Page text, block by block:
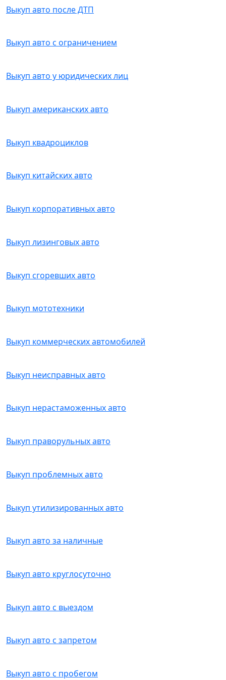
Выкуп авто после ДТП
Выкуп авто с ограничением
Выкуп авто у юридических лиц
Выкуп американских авто
Выкуп квадроциклов
Выкуп китайских авто
Выкуп корпоративных авто
Выкуп лизинговых авто
Выкуп сгоревших авто
Выкуп мототехники
Выкуп коммерческих автомобилей
Выкуп неисправных авто
Выкуп нерастаможенных авто
Выкуп праворульных авто
Выкуп проблемных авто
Выкуп утилизированных авто
Выкуп авто за наличные
Выкуп авто круглосуточно
Выкуп авто с выездом
Выкуп авто с запретом
Выкуп авто с пробегом